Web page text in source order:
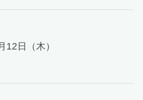
12日（木）